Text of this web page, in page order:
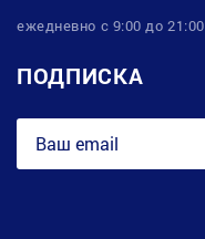
ежедневно с 9:00 до 21:00
ПОДПИСКА